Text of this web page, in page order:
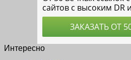
Интересно